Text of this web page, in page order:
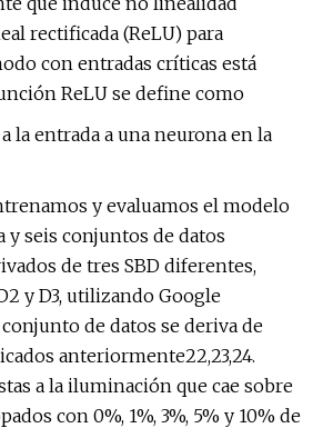
rectificada (ReLU) para
con entradas críticas está
ReLU se define como
la entrada a una neurona en la
y evaluamos el modelo
seis conjuntos de datos
de tres SBD diferentes,
y D3, utilizando Google
de datos se deriva de
anteriormente22,23,24.
a la iluminación que cae sobre
con 0%, 1%, 3%, 5% y 10% de